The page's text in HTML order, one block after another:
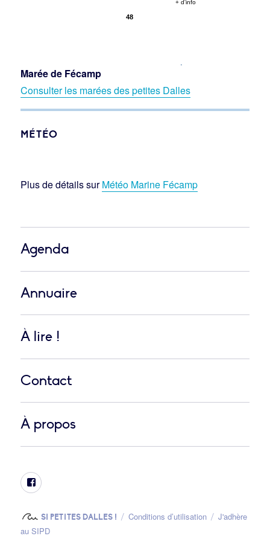
Marée de Fécamp
Consulter les marées des petites Dalles
MÉTÉO
Plus de détails surMétéo Marine Fécamp
Agenda
Annuaire
À lire !
Contact
À propos
Facebook
SI PETITES DALLES ! Conditions d’utilisation
J'adhère
au SIPD